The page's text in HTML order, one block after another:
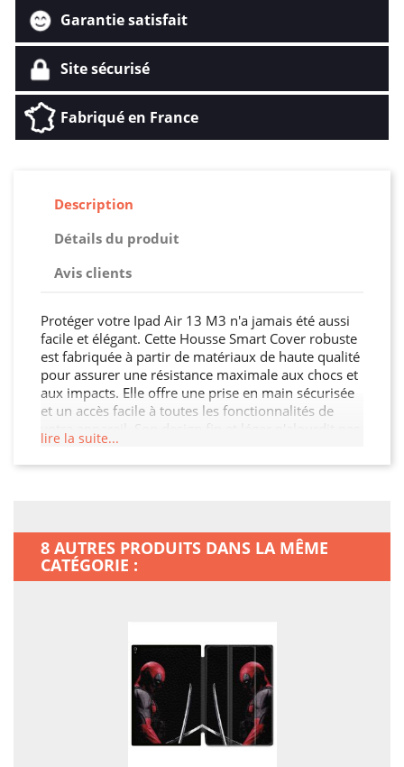
Garantie satisfait
Site sécurisé
Fabriqué en France
Description
Détails du produit
Avis clients
Protéger votre Ipad Air 13 M3 n'a jamais été aussi
facile et élégant. Cette Housse Smart Cover robuste
est fabriquée à partir de matériaux de haute qualité
pour assurer une résistance maximale aux chocs et
aux impacts. Elle offre une prise en main sécurisée
et un accès facile à toutes les fonctionnalités de
votre appareil. Son design fin et léger n'alourdit pas
votre Ipad Air 13 M3, tout en garantissant une
protection optimale contre les chocs, les rayures et
lire la suite...
8 AUTRES PRODUITS DANS LA MÊME
CATÉGORIE :